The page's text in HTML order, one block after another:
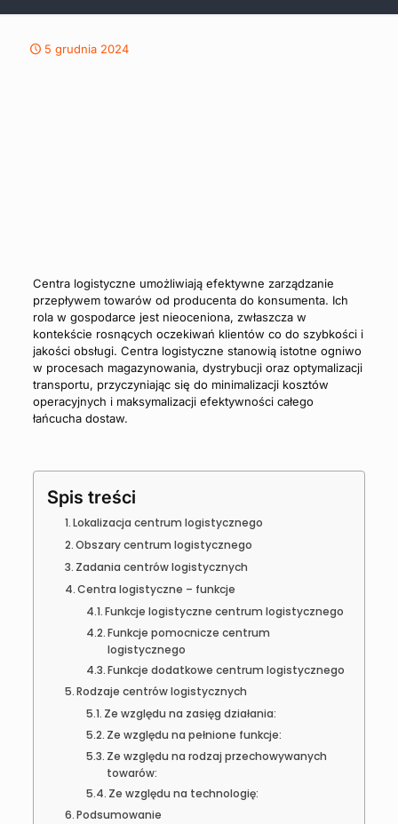
5 grudnia 2024
Centra logistyczne umożliwiają efektywne zarządzanie
przepływem towarów od producenta do konsumenta. Ich
rola w gospodarce jest nieoceniona, zwłaszcza w
kontekście rosnących oczekiwań klientów co do szybkości i
jakości obsługi. Centra logistyczne stanowią istotne ogniwo
w procesach magazynowania, dystrybucji oraz optymalizacji
transportu, przyczyniając się do minimalizacji kosztów
operacyjnych i maksymalizacji efektywności całego
łańcucha dostaw.
Spis treści
Lokalizacja centrum logistycznego
Obszary centrum logistycznego
Zadania centrów logistycznych
Centra logistyczne – funkcje
Funkcje logistyczne centrum logistycznego
Funkcje pomocnicze centrum
logistycznego
Funkcje dodatkowe centrum logistycznego
Rodzaje centrów logistycznych
Ze względu na zasięg działania:
Ze względu na pełnione funkcje:
Ze względu na rodzaj przechowywanych
towarów:
Ze względu na technologię:
Podsumowanie